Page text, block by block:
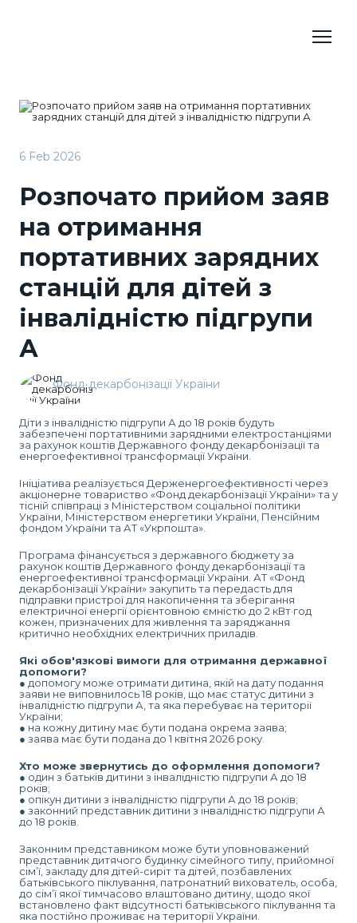
6 Feb 2026
Розпочато прийом заяв
на отримання
портативних зарядних
станцій для дітей з
інвалідністю підгрупи
А
Фонд декарбонізації України
Діти з інвалідністю підгрупи А до 18 років будуть
забезпечені портативними зарядними електростанціями
за рахунок коштів Державного фонду декарбонізації та
енергоефективної трансформації України.
Ініціатива реалізується Держенергоефективності через
акціонерне товариство «Фонд декарбонізації України» та у
тісній співпраці з Міністерством соціальної політики
України, Міністерством енергетики України, Пенсійним
фондом України та АТ «Укрпошта».
Програма фінансується з державного бюджету за
рахунок коштів Державного фонду декарбонізації та
енергоефективної трансформації України. АТ «Фонд
декарбонізації України» закупить та передасть для
підправки пристрої для накопичення та зберігання
електричної енергії орієнтовною ємністю до 2 кВт·год
кожен, призначених для живлення та заряджання
критично необхідних електричних приладів.
Які обов'язкові вимоги для отримання державної
допомоги?
● допомогу може отримати дитина, якій на дату подання
заяви не виповнилось 18 років, що має статус дитини з
інвалідністю підгрупи А, та яка перебуває на території
України;
● на кожну дитину має бути подана окрема заява;
● заява має бути подана до 1 квітня 2026 року.
Хто може звернутись до оформлення допомоги?
● один з батьків дитини з інвалідністю підгрупи А до 18
років;
● опікун дитини з інвалідністю підгрупи А до 18 років;
● законний представник дитини з інвалідністю підгрупи А
до 18 років.
Законним представником може бути уповноважений
представник дитячого будинку сімейного типу, прийомної
сім’ї, закладу для дітей-сиріт та дітей, позбавлених
батьківського піклування, патронатний вихователь, особа,
до сім’ї якої тимчасово влаштовано дитину, щодо якої
встановлено факт відсутності батьківського піклування та
яка постійно проживає на території України.